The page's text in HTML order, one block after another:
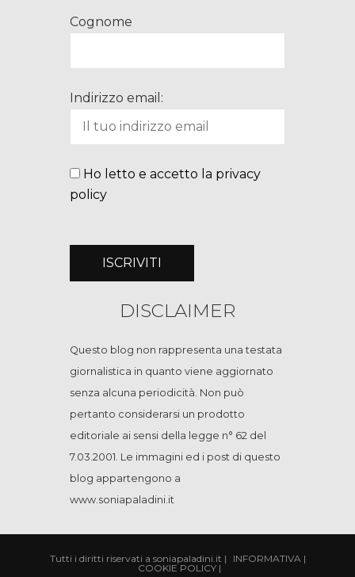
Cognome
Indirizzo email:
Ho letto e accetto la privacy
policy
DISCLAIMER
Questo blog non rappresenta una testata
giornalistica in quanto viene aggiornato
senza alcuna periodicità. Non può
pertanto considerarsi un prodotto
editoriale ai sensi della legge n° 62 del
7.03.2001. Le immagini ed i post di questo
blog appartengono a
www.soniapaladini.it
Tutti i diritti riservati a soniapaladini.it | INFORMATIVA |
COOKIE POLICY |